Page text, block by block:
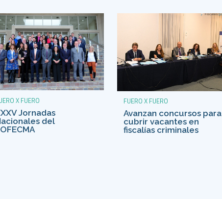
X FUERO
Jornadas
del
FUERO X FUERO
Avanzan concursos para
cubrir vacantes en
fiscalías criminales